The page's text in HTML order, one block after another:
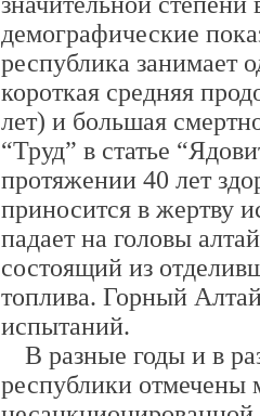
демографические
республика занимает
короткая средняя
лет) и большая
“Труд” в статье
протяжении 40 лет
приносится в жертву
падает на головы
состоящий из
топлива. Горный
испытаний.
В разные годы и в
республики отмечены